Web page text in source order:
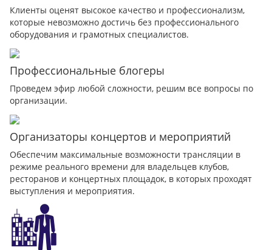
Клиенты оценят высокое качество и профессионализм,
которые невозможно достичь без профессионального
оборудования и грамотных специалистов.
Профессиональные блогеры
Проведем эфир любой сложности, решим все вопросы по
организации.
Организаторы концертов и мероприятий
Обеспечим максимальные возможности трансляции в
режиме реального времени для владельцев клубов,
ресторанов и концертных площадок, в которых проходят
выступления и мероприятия.